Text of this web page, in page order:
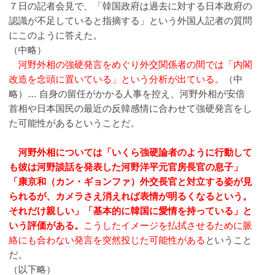
７日の記者会見で、「韓国政府は過去に対する日本政府の
認識が不足していると指摘する」という外国人記者の質問
にこのように答えた。
（中略）
河野外相の強硬発言をめぐり外交関係者の間では「内閣
改造を念頭に置いている」という分析が出ている。
（中
略）… 自身の留任がかかる人事を控え、河野外相が安倍
首相や日本国民の最近の反韓感情に合わせて強硬発言をし
た可能性があるということだ。
河野外相については「いくら強硬論者のように行動して
も彼は河野談話を発表した河野洋平元官房長官の息子」
「康京和（カン・ギョンファ）外交長官と対立する姿が見
られるが、カメラさえ消えれば表情が明るくなるという。
それだけ親しい」「基本的に韓国に愛情を持っている」と
いう評価がある。
こうしたイメージを払拭させるために脈
絡にも合わない発言を突然投じた可能性がある ということ
だ。
（以下略）